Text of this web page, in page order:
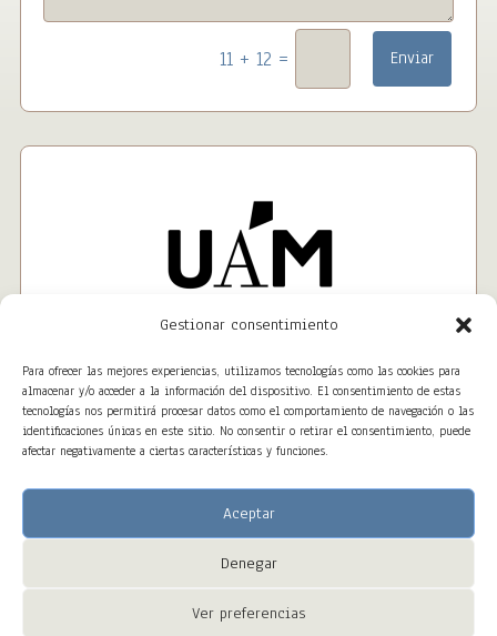
Gestionar consentimiento
Para ofrecer las mejores experiencias, utilizamos tecnologías como las cookies para
almacenar y/o acceder a la información del dispositivo. El consentimiento de estas
tecnologías nos permitirá procesar datos como el comportamiento de navegación o las
identificaciones únicas en este sitio. No consentir o retirar el consentimiento, puede
afectar negativamente a ciertas características y funciones.
Aceptar
Denegar
Ver preferencias
11 + 12 = Enviar